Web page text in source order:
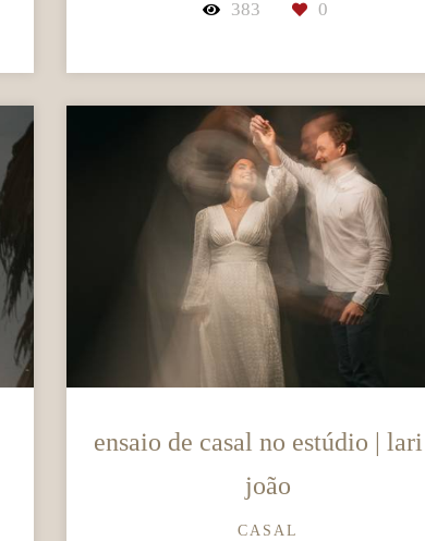
383 0
ensaio de casal no estúdio |
joão
CASAL